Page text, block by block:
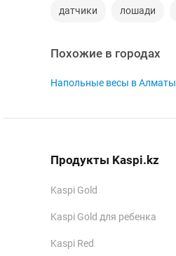
датчики лошади
Похожие в городах
Напольные весы в Алматы
Продукты Kaspi.kz
Kaspi Gold
Kaspi Gold для ребенка
Kaspi Red